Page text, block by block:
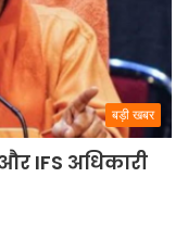
बड़ी खबर
IFS अधिकारी